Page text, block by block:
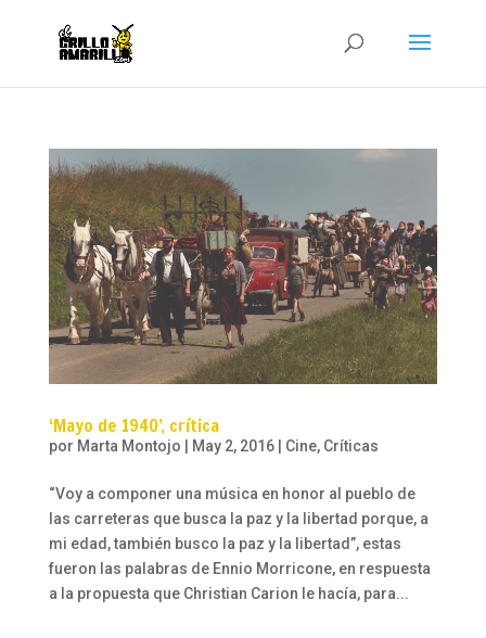
‘Mayo de 1940’, crítica
por Marta Montojo May 2, 2016| Cine, Críticas
“Voy a componer una música en honor al pueblo de
las carreteras que busca la paz y la libertad porque, a
mi edad, también busco la paz y la libertad”, estas
fueron las palabras de Ennio Morricone, en respuesta
a la propuesta que Christian Carion le hacía, para...